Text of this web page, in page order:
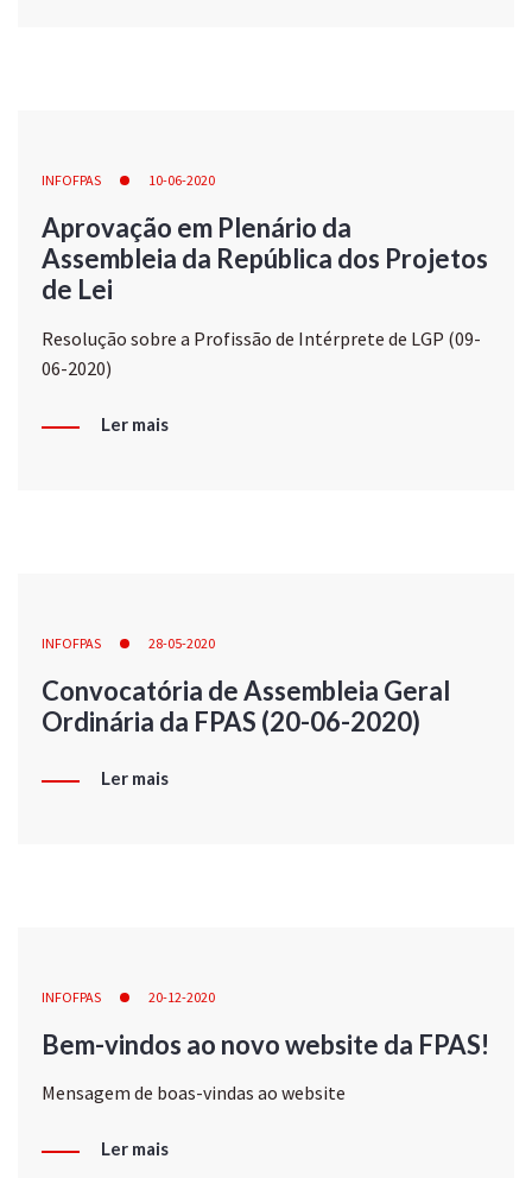
INFOFPAS 10-06-2020
Aprovação em Plenário da
Assembleia da República dos Projetos
de Lei
Resolução sobre a Profissão de Intérprete de LGP (09-
06-2020)
Ler mais
INFOFPAS 28-05-2020
Convocatória de Assembleia Geral
Ordinária da FPAS (20-06-2020)
Ler mais
INFOFPAS 20-12-2020
Bem-vindos ao novo website da FPAS!
Mensagem de boas-vindas ao website
Ler mais